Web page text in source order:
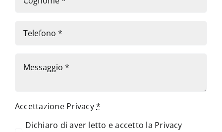
Accettazione Privacy*
Dichiaro di aver letto e accetto la Privacy